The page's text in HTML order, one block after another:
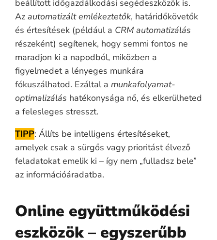
beállított időgazdálkodási segédeszközök is.
Az automatizált emlékeztetők, határidőkövetők
és értesítések (például a CRM automatizálás
részeként) segítenek, hogy semmi fontos ne
maradjon ki a napodból, miközben a
figyelmedet a lényeges munkára
fókuszálhatod. Ezáltal a munkafolyamat-
optimalizálás hatékonysága nő, és elkerülheted
a felesleges stresszt.
TIPP: Állíts be intelligens értesítéseket,
amelyek csak a sürgős vagy prioritást élvező
feladatokat emelik ki – így nem „fulladsz bele”
az információáradatba.
Online együttműködési
eszközök – egyszerűbb